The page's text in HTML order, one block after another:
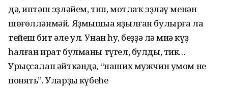
дə, иптəш эҙлəйем, тип, мотлаҡ эҙлəү менəн
шөғөллəнмəй. Яҙмышыңа яҙылған булырға ла
тейеш бит əле ул. Унан һуң, беҙҙə лə миңə күҙ
һалған ират булманы түгел, булды, тик…
Урыҫсалап əйткəндə, “наших мужчин умом не
понять”. Уларҙың күбеһе